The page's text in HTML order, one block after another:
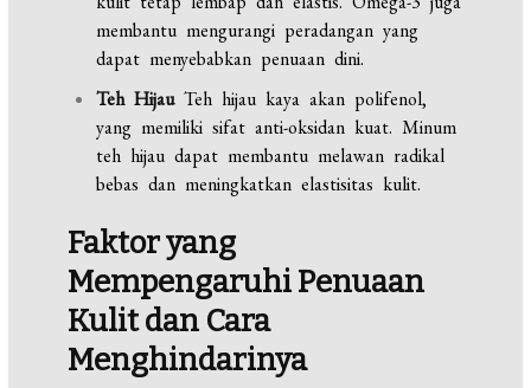
membantu mengurangi peradangan yang
dapat menyebabkan penuaan dini.
Teh HijauTeh hijau kaya akan polifenol,
yang memiliki sifat anti-oksidan kuat. Minum
teh hijau dapat membantu melawan radikal
bebas dan meningkatkan elastisitas kulit.
Faktor yang
Mempengaruhi Penuaan
Kulit dan Cara
Menghindarinya